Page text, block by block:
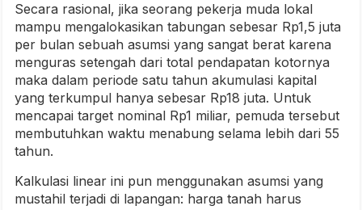
Secara rasional, jika seorang pekerja muda lokal
mampu mengalokasikan tabungan sebesar Rp1,5 juta
per bulan sebuah asumsi yang sangat berat karena
menguras setengah dari total pendapatan kotornya
maka dalam periode satu tahun akumulasi kapital
yang terkumpul hanya sebesar Rp18 juta. Untuk
mencapai target nominal Rp1 miliar, pemuda tersebut
membutuhkan waktu menabung selama lebih dari 55
tahun.
Kalkulasi linear ini pun menggunakan asumsi yang
mustahil terjadi di lapangan: harga tanah harus